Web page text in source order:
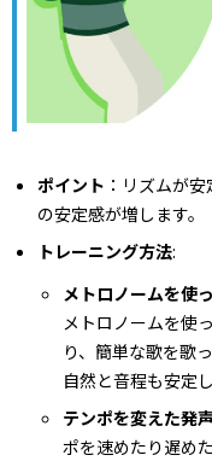
ポイント ：リズムが
の安定感が増します。
トレーニング方法:
メトロノームを使
メトロノームを使
り、簡単な歌を歌
自然と音程も安定
テンポを変えた発
ポを速めたり遅め